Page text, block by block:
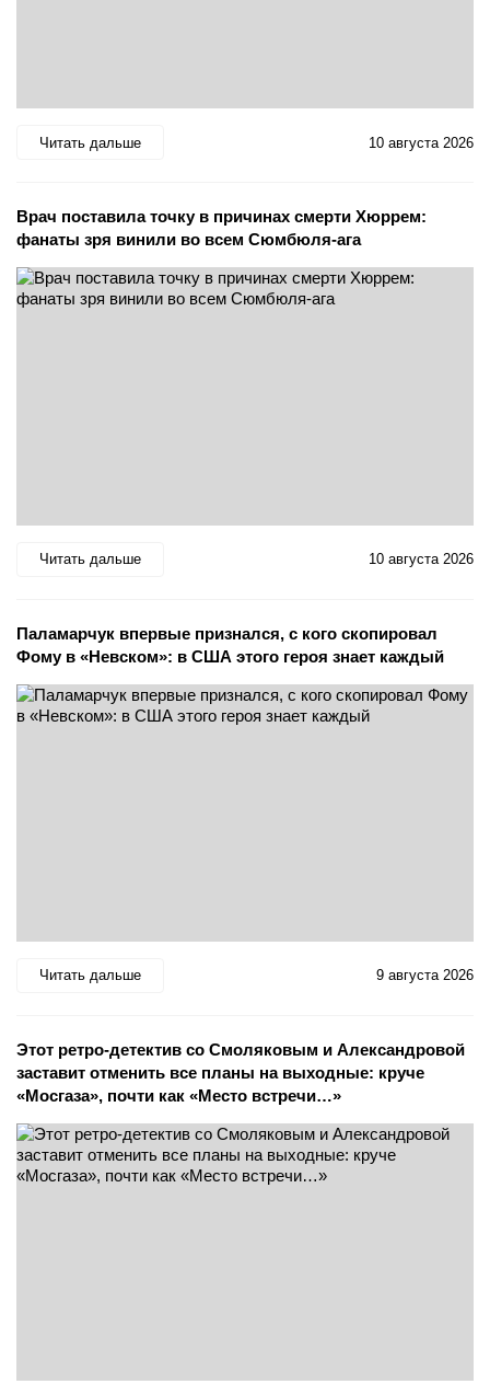
Читать дальше 10 августа 2026
Врач поставила точку в причинах смерти Хюррем:
фанаты зря винили во всем Сюмбюля-ага
Читать дальше 10 августа 2026
Паламарчук впервые признался, с кого скопировал
Фому в «Невском»: в США этого героя знает каждый
Читать дальше 9 августа 2026
Этот ретро-детектив со Смоляковым и Александровой
заставит отменить все планы на выходные: круче
«Мосгаза», почти как «Место встречи…»